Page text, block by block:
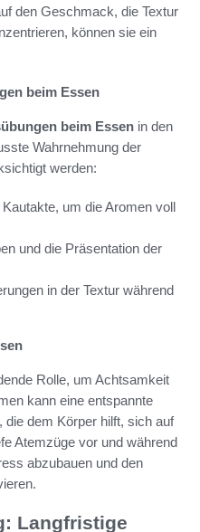
den Geschmack, die Textur
können sie ein
beim Essen
beim Essen in den
Wahrnehmung der
werden:
um die Aromen voll
und die Präsentation der
in der Textur während
Rolle, um Achtsamkeit
kann eine entspannte
dem Körper hilft, sich auf
Atemzüge vor und während
abzubauen und den
Langfristige